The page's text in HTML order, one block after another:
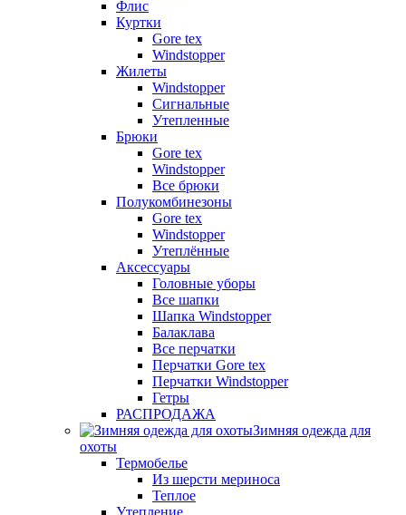
Флис
Куртки
Gore tex
Windstopper
Жилеты
Windstopper
Сигнальные
Утепленные
Брюки
Gore tex
Windstopper
Все брюки
Полукомбинезоны
Gore tex
Windstopper
Утеплённые
Аксессуары
Головные уборы
Все шапки
Шапка Windstopper
Балаклава
Все перчатки
Перчатки Gore tex
Перчатки Windstopper
Гетры
РАСПРОДАЖА
Зимняя одежда для
охоты
Термобелье
Из шерсти мериноса
Теплое
Утепление